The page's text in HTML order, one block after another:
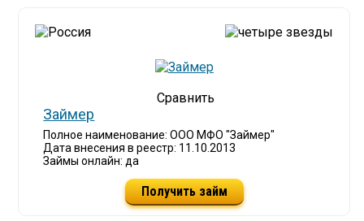
Займер
Полное наименование: ООО МФО "Займер"
Дата внесения в реестр: 11.10.2013
Займы онлайн: да
Получить займ